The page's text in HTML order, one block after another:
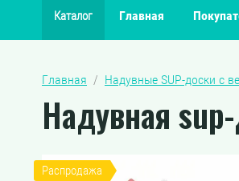
Каталог Главная
Главная
  /
Надувные SUP-доски с
Надувная
Распродажа